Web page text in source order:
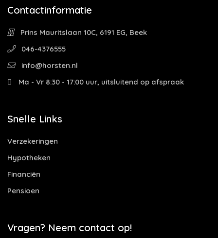
Contactinformatie
Prins Mauritslaan 10C, 6191 EG, Beek
046-4376555
info@horsten.nl
Ma - Vr 8:30 - 17:00 uur, uitsluitend op afspraak
Snelle Links
Verzekeringen
Hypotheken
Financiën
Pensioen
Vragen? Neem contact op!